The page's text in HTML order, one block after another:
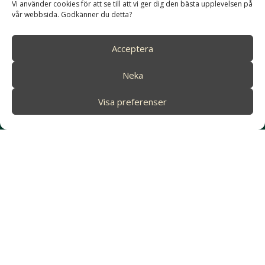
Vi använder cookies för att se till att vi ger dig den bästa upplevelsen på
vår webbsida. Godkänner du detta?
Acceptera
Neka
Visa preferenser
sedan 1984